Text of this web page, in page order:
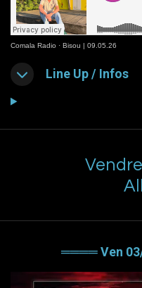
Comala Radio · Bisou | 09.05.26
Line Up / Infos
════ Ven 03/